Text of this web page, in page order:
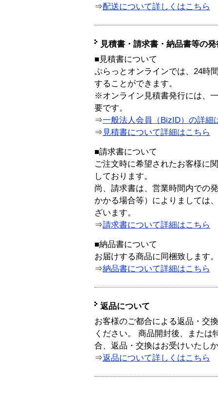
⇒配送について詳しくはこちら
見積書・請求書・納品書等の
■見積書について
ぷらっとオンラインでは、24時
することができます。
※オンライン見積書発行には、
要です。
⇒一般法人会員（BizID）の詳細
⇒ 見積書について詳細はこちら
■請求書について
ご注文時に希望されたお客様に
しております。
尚、請求書は、営業時間内での
かかる場合等）によりましては
ざいます。
⇒請求書について詳細はこちら
■納品書について
お届けする商品に同梱致します。
⇒納品書について詳細はこちら
返品について
お客様のご都合による返品・交
ください。 商品開封後、または
合、返品・交換はお受けいたし
⇒返品について詳しくはこちら